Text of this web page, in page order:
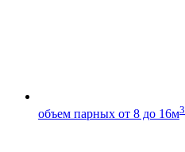
объем парных от 8 до 16м3